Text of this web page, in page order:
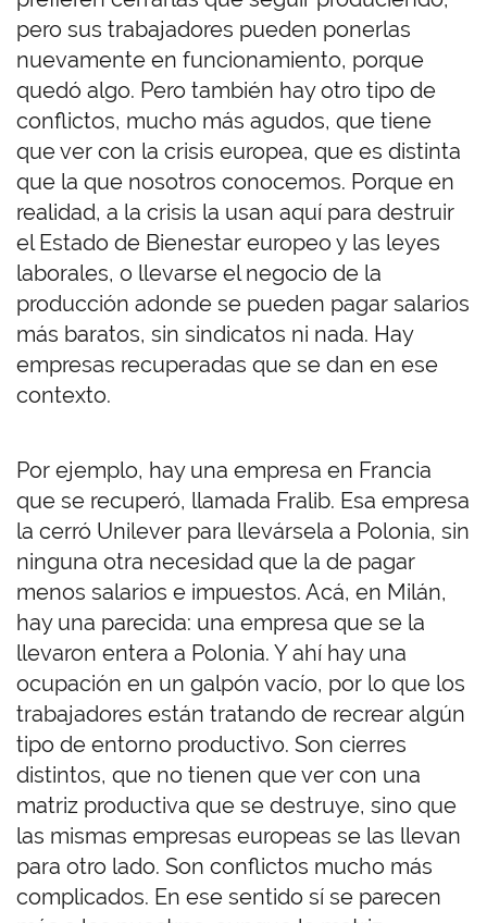
pero sus trabajadores pueden ponerlas
nuevamente en funcionamiento, porque
quedó algo. Pero también hay otro tipo de
conflictos, mucho más agudos, que tiene
que ver con la crisis europea, que es distinta
que la que nosotros conocemos. Porque en
realidad, a la crisis la usan aquí para destruir
el Estado de Bienestar europeo y las leyes
laborales, o llevarse el negocio de la
producción adonde se pueden pagar salarios
más baratos, sin sindicatos ni nada. Hay
empresas recuperadas que se dan en ese
contexto.
Por ejemplo, hay una empresa en Francia
que se recuperó, llamada Fralib. Esa empresa
la cerró Unilever para llevársela a Polonia, sin
ninguna otra necesidad que la de pagar
menos salarios e impuestos. Acá, en Milán,
hay una parecida: una empresa que se la
llevaron entera a Polonia. Y ahí hay una
ocupación en un galpón vacío, por lo que los
trabajadores están tratando de recrear algún
tipo de entorno productivo. Son cierres
distintos, que no tienen que ver con una
matriz productiva que se destruye, sino que
las mismas empresas europeas se las llevan
para otro lado. Son conflictos mucho más
complicados. En ese sentido sí se parecen